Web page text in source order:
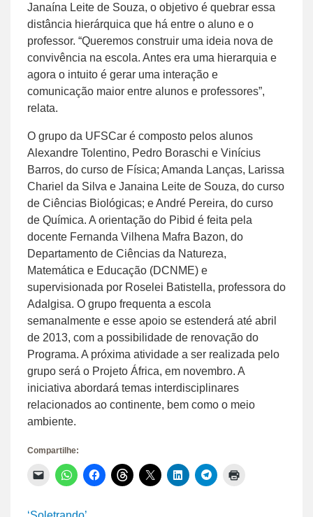
Janaína Leite de Souza, o objetivo é quebrar essa
distância hierárquica que há entre o aluno e o
professor. “Queremos construir uma ideia nova de
convivência na escola. Antes era uma hierarquia e
agora o intuito é gerar uma interação e
comunicação maior entre alunos e professores”,
relata.
O grupo da UFSCar é composto pelos alunos
Alexandre Tolentino, Pedro Boraschi e Vinícius
Barros, do curso de Física; Amanda Lanças, Larissa
Chariel da Silva e Janaina Leite de Souza, do curso
de Ciências Biológicas; e André Pereira, do curso
de Química. A orientação do Pibid é feita pela
docente Fernanda Vilhena Mafra Bazon, do
Departamento de Ciências da Natureza,
Matemática e Educação (DCNME) e
supervisionada por Roselei Batistella, professora do
Adalgisa. O grupo frequenta a escola
semanalmente e esse apoio se estenderá até abril
de 2013, com a possibilidade de renovação do
Programa. A próxima atividade a ser realizada pelo
grupo será o Projeto África, em novembro. A
iniciativa abordará temas interdisciplinares
relacionados ao continente, bem como o meio
ambiente.
Compartilhe:
Clique
para
link
Clique
para
WhatsApp(abre
Clique
para
Clique
para
Clique
para
Clique
para
Clique
para